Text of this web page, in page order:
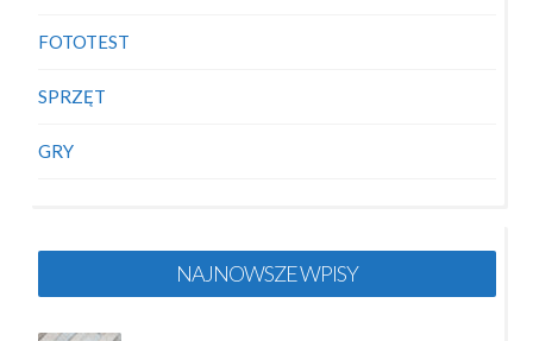
FOTOTEST
SPRZĘT
GRY
NAJNOWSZE WPISY